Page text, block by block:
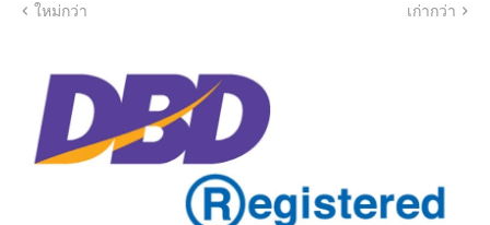
ใหม่กว่า เก่ากว่า